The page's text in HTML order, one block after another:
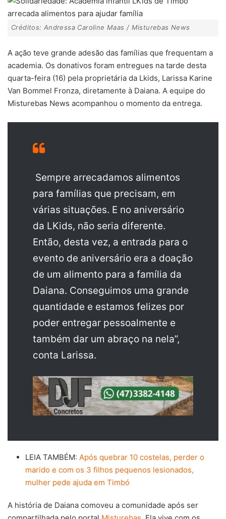
Créditos: Andressa Caroline Maas / Misturebas News
A ação teve grande adesão das famílias que frequentam a
academia. Os donativos foram entregues na tarde desta
quarta-feira (16) pela proprietária da Lkids, Larissa Karine
Van Bommel Fronza, diretamente à Daiana. A equipe do
Misturebas News acompanhou o momento da entrega.
Sempre arrecadamos alimentos
para famílias que precisam, em
várias situações. E no aniversário
da LKids, não seria diferente.
Então, desta vez, a entrada para o
evento de aniversário era a doação
de um alimento para a família da
Daiana. Conseguimos uma grande
quantidade e estamos felizes por
poder entregar pessoalmente e
também dar um abraço na nela”,
conta Larissa.
LEIA TAMBÉM: Após quebrar 10 costelas, perder o
marido e com os 3 filhos pequenos lesionados,
mulher pede ajuda em Timbó
A história de Daiana comoveu a comunidade após ser